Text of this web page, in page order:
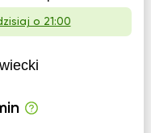
o 21:00